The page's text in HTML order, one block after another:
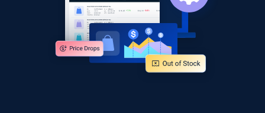
Amazon products global dataset
Title, Seller name, Brand, Description, Initial
price, Currency, Availability, Reviews count, and